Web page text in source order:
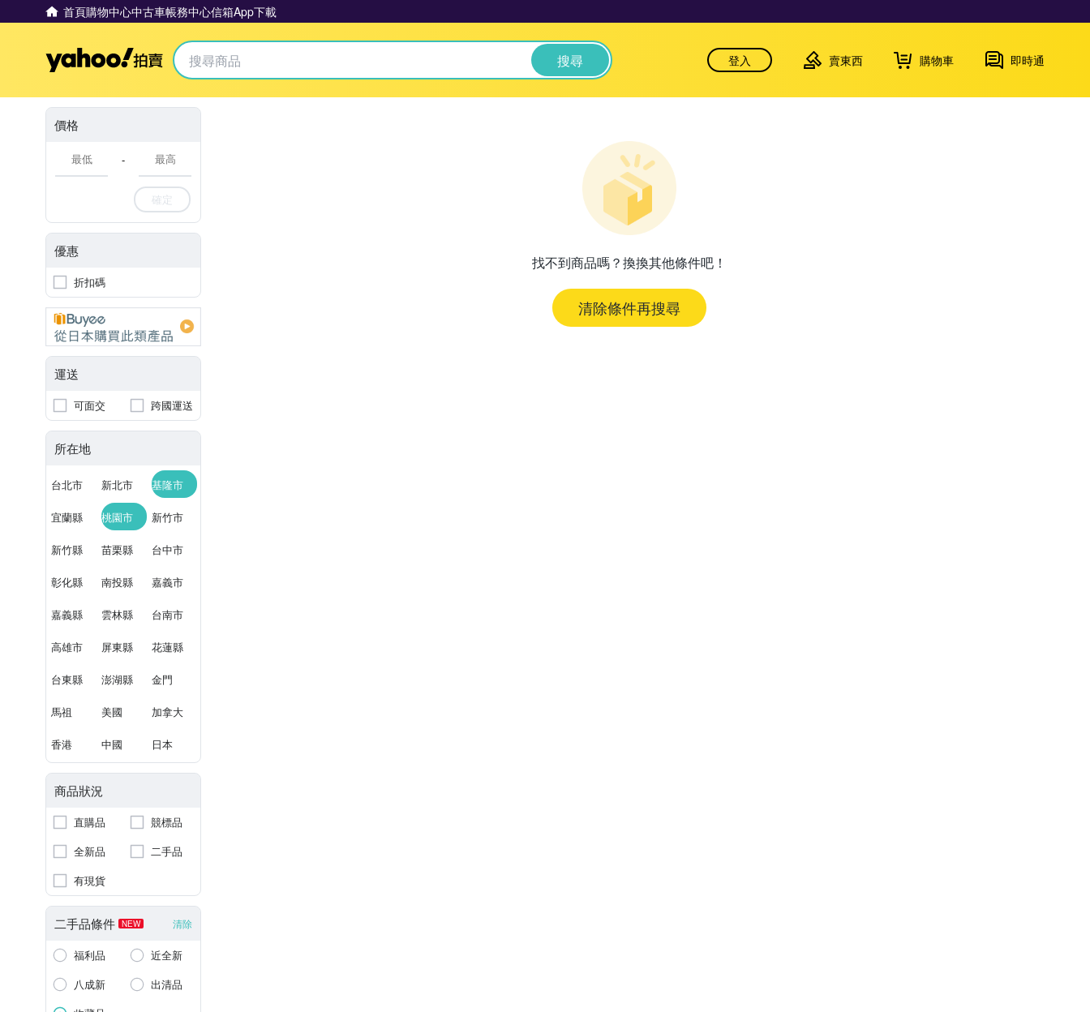
首頁購物中心中古車帳務中心信箱App下載
Yahoo拍賣 搜尋 登入 賣東西 購物車 即時通
價格
-
確定
優惠
折扣碼
運送
可面交 跨國運送
所在地
台北市 新北市 基隆市
宜蘭縣 桃園市 新竹市
新竹縣 苗栗縣 台中市
彰化縣 南投縣 嘉義市
嘉義縣 雲林縣 台南市
高雄市 屏東縣 花蓮縣
台東縣 澎湖縣 金門
馬祖 美國 加拿大
香港 中國 日本
商品狀況
直購品
競標品
全新品
二手品
有現貨
二手品條件 NEW 清除
福利品
近全新
八成新
出清品
找不到商品嗎？換換其他條件吧！
清除條件再搜尋